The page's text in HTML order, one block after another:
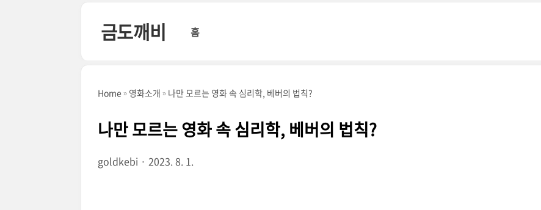
금도깨비 홈
Home 영화소개 나만 모르는 영화 속 심리학, 베버의 법칙?
나만 모르는 영화 속 심리학, 베버의 법칙?
goldkebi 2023. 8. 1.